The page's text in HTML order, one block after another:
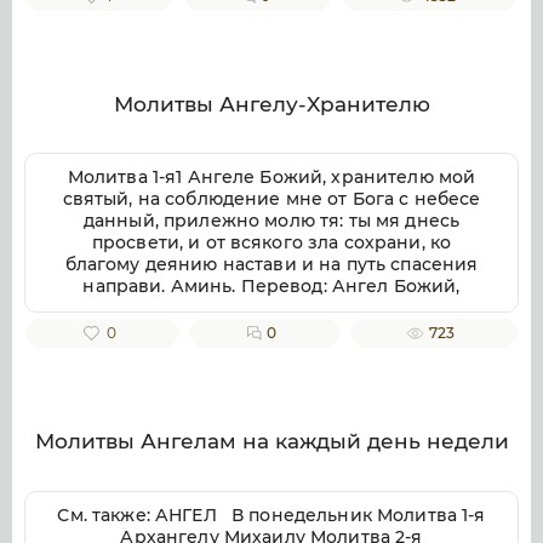
Молитвы Ангелу-Xранителю
Молитва 1-я1 Ангеле Божий, хранителю мой
святый, на соблюдение мне от Бога с небесе
данный, прилежно молю тя: ты мя днесь
просвети, и от всякого зла сохрани, ко
благому деянию настави и на путь спасения
направи. Аминь. Перевод: Ангел Божий,
хранителю мой святой, на соблюдение мне от
Бога с небес данный, прилежно молю тебя:
молю́ся, храни́телю мо́й святы́й, прида́нный
ле́ностию и свои́м злы́м обы́чаем прогне́вах
твою́ пречи́стую све́тлость и отгна́х тя́ от себе́
0 0 723
Молитвы Ангелам на каждый день недели
См. также: АНГЕЛ В понедельник Молитва 1-я
Архангелу Михаилу Молитва 2-я